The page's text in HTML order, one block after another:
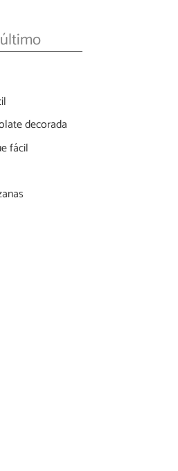
decorada
fácil